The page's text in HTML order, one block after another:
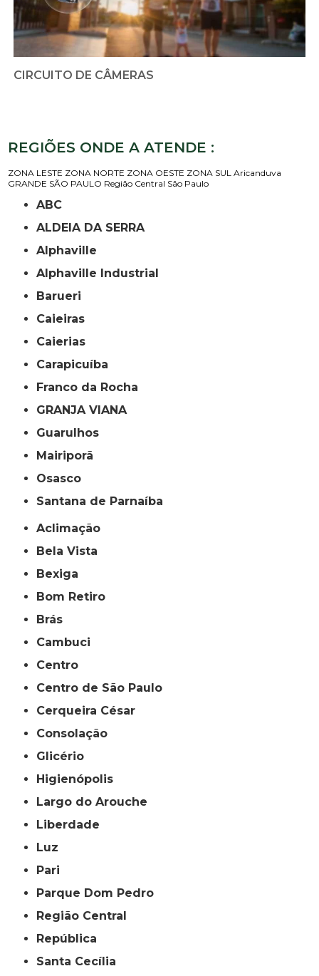
CIRCUITO DE CÂMERAS
REGIÕES ONDE A ATENDE :
ZONA LESTE ZONA NORTE ZONA OESTE ZONA SUL Aricanduva
GRANDE SÃO PAULO Região Central São Paulo
ABC
ALDEIA DA SERRA
Alphaville
Alphaville Industrial
Barueri
Caieiras
Caierias
Carapicuíba
Franco da Rocha
GRANJA VIANA
Guarulhos
Mairiporã
Osasco
Santana de Parnaíba
Aclimação
Bela Vista
Bexiga
Bom Retiro
Brás
Cambuci
Centro
Centro de São Paulo
Cerqueira César
Consolação
Glicério
Higienópolis
Largo do Arouche
Liberdade
Luz
Pari
Parque Dom Pedro
Região Central
República
Santa Cecília